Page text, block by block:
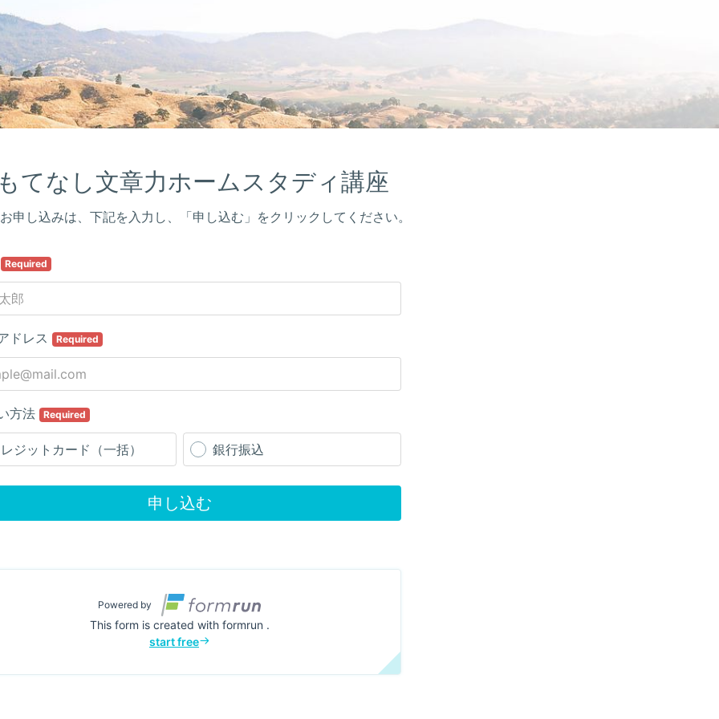
てなし文章力ホームスタディ講座
申し込みは、下記を入力し、「申し込む」をクリックしてください。
Required
ドレス Required
方法 Required
ジットカード（一括） 銀行振込
申し込む
Powered by
This form is created with formrun .
start free